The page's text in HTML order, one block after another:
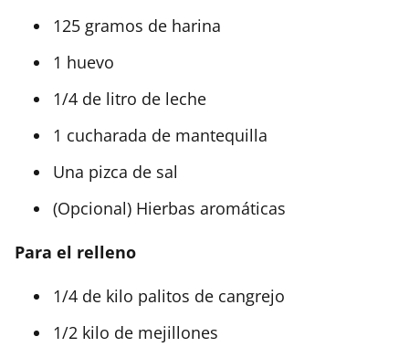
125 gramos de harina
1 huevo
1/4 de litro de leche
1 cucharada de mantequilla
Una pizca de sal
(Opcional) Hierbas aromáticas
Para el relleno
1/4 de kilo palitos de cangrejo
1/2 kilo de mejillones